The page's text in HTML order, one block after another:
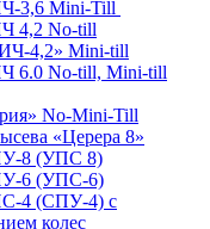
3,6 Mini-Till
4,2 No-till
4,2» Mini-till
6.0 No-till, Mini-till
No-Mini-Till
«Церера 8»
8 (УПС 8)
6 (УПС-6)
4 (СПУ-4) с
колес